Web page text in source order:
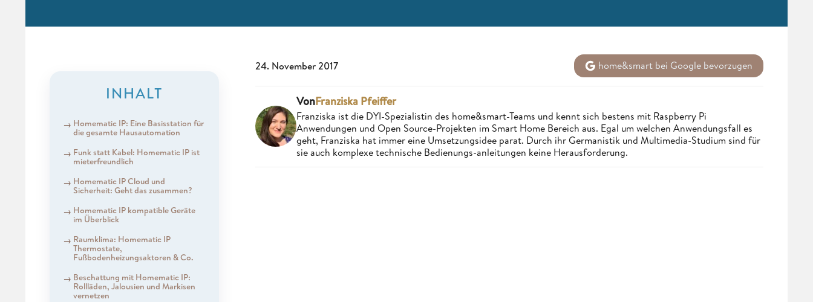
INHALT
Homematic IP: Eine Basisstation für
die gesamte Hausautomation
Funk statt Kabel: Homematic IP ist
mieterfreundlich
Homematic IP Cloud und
Sicherheit: Geht das zusammen?
Homematic IP kompatible Geräte
im Überblick
Raumklima: Homematic IP
Thermostate,
Fußbodenheizungsaktoren & Co.
Beschattung mit Homematic IP:
Rollläden, Jalousien und Markisen
vernetzen
24. November 2017 home&smart bei Google bevorzugen
VonFranziska Pfeiffer
Franziska ist die DYI-Spezialistin des home&smart-Teams und kennt sich bestens mit Raspberry Pi
Anwendungen und Open Source-Projekten im Smart Home Bereich aus. Egal um welchen Anwendungsfall es
geht, Franziska hat immer eine Umsetzungsidee parat. Durch ihr Germanistik und Multimedia-Studium sind für
sie auch komplexe technische Bedienungs-anleitungen keine Herausforderung.